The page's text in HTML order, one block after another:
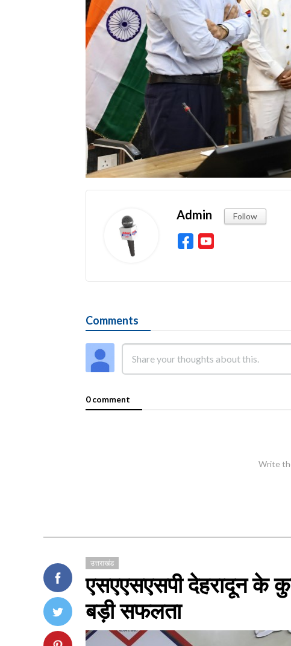
Admin Follow
Comments
0 comment
Write
उत्तराखंड
एसएएसएसपी देहरादून के
बड़ी सफलता